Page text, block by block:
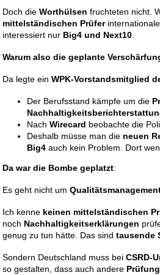
Doch die Worthülsen fruchteten nicht.
mittelständischen Prüfer
interessiert nur Big4 und Next10
Warum also die geplante
Da legte ein WPK-Vorstandsmitglied
Der Berufsstand kämpfe um die
Nach Wirecard beobachte die
Deshalb müsse man die neuen
Big4 auch kein Problem. Dort
Da war die Bombe geplatzt:
Es geht nicht um
Ich kenne keinen mittelständischen
noch Nachhaltigkeitserklärungen
genug zu tun hätte. Das sind tausende
Sondern Deutschland muss bei CSRD-
so gestalten, dass auch andere